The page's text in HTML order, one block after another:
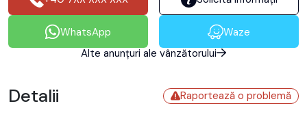
WhatsApp
Waze
Alte anunțuri ale vânzătorului
Detalii Raportează o problemă